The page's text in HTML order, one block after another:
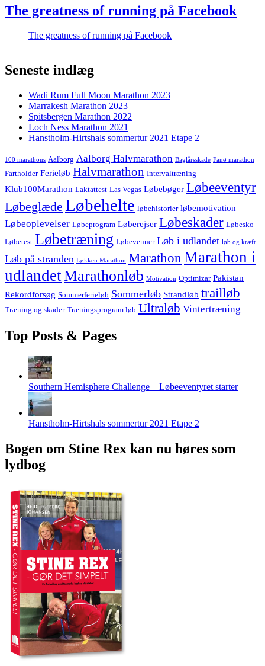
The greatness of running på Facebook
The greatness of running på Facebook
Seneste indlæg
Wadi Rum Full Moon Marathon 2023
Marrakesh Marathon 2023
Spitsbergen Marathon 2022
Loch Ness Marathon 2021
Hanstholm-Hirtshals sommertur 2021 Etape 2
100 marathons Aalborg Aalborg Halvmarathon Baglårsskade Fanø marathon
Fartholder Ferieløb Halvmarathon Intervaltræning
Klub100Marathon Laktattest Las Vegas Løbebøger Løbeeventyr
Løbeglæde Løbehelte løbehistorier løbemotivation
Løbeoplevelser Løbeprogram Løberejser Løbeskader Løbesko
Løbetest Løbetræning Løbevenner Løb i udlandet løb og kræft
Løb på stranden Løkken Marathon Marathon Marathon i
udlandetMarathonløb Motivation Optimizar Pakistan
Rekordforsøg Sommerferieløb Sommerløb Strandløb trailløb
Træning og skader Træningsprogram løb Ultraløb Vintertræning
Top Posts & Pages
Southern Hemisphere Challenge – Løbeeventyret starter
Hanstholm-Hirtshals sommertur 2021 Etape 2
Bogen om Stine Rex kan nu høres som
lydbog